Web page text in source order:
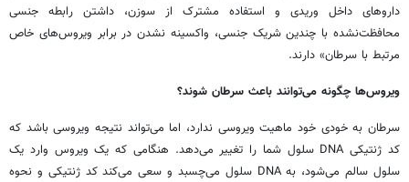
داروهای داخل وریدی و استفاده مشترک از سوزن، داشتن رابطه جنسی
محافظت‌نشده با چندین شریک جنسی، واکسینه نشدن در برابر ویروس‌های خاص
مرتبط با سرطان» دارند.
ویروس‌ها چگونه می‌توانند باعث سرطان شوند؟
سرطان به خودی خود ماهیت ویروسی ندارد، اما می‌تواند نتیجه ویروسی باشد که
کد ژنتیکی DNA سلول شما را تغییر می‌دهد. هنگامی که یک ویروس وارد یک
سلول سالم می‌شود، به DNA سلول می‌چسبد و سعی می‌کند کد ژنتیکی و نحوه